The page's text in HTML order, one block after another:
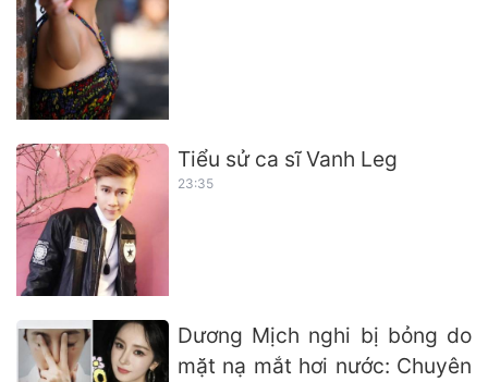
Tiểu sử ca sĩ Vanh Leg
23:35
Dương Mịch nghi bị bỏng do
mặt nạ mắt hơi nước: Chuyên